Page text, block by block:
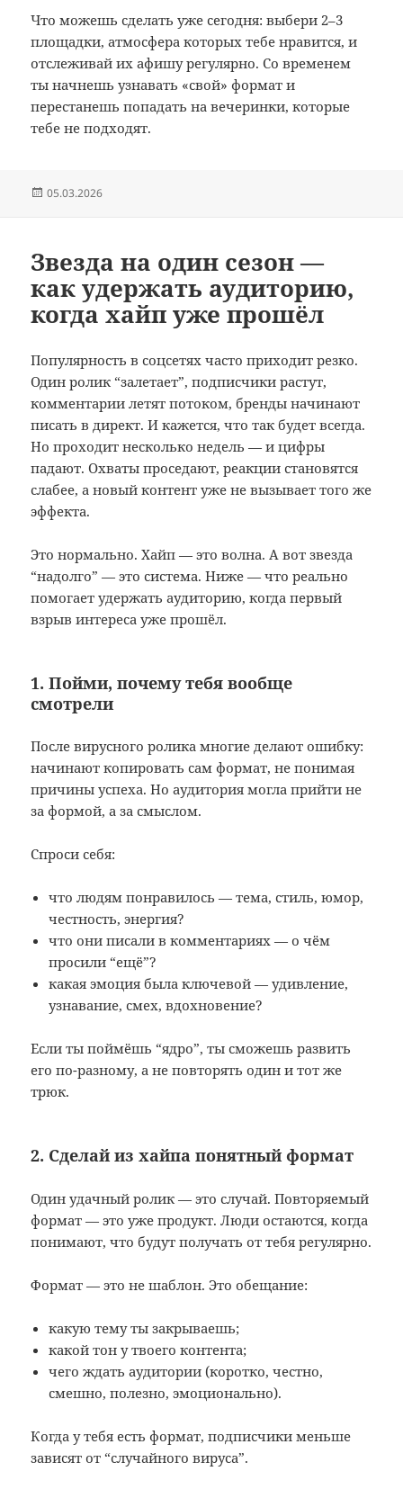
Что можешь сделать уже сегодня: выбери 2–3
площадки, атмосфера которых тебе нравится, и
отслеживай их афишу регулярно. Со временем
ты начнешь узнавать «свой» формат и
перестанешь попадать на вечеринки, которые
тебе не подходят.
Опубликовано
05.03.2026
Звезда на один сезон —
как удержать аудиторию,
когда хайп уже прошёл
Популярность в соцсетях часто приходит резко.
Один ролик “залетает”, подписчики растут,
комментарии летят потоком, бренды начинают
писать в директ. И кажется, что так будет всегда.
Но проходит несколько недель — и цифры
падают. Охваты проседают, реакции становятся
слабее, а новый контент уже не вызывает того же
эффекта.
Это нормально. Хайп — это волна. А вот звезда
“надолго” — это система. Ниже — что реально
помогает удержать аудиторию, когда первый
взрыв интереса уже прошёл.
1. Пойми, почему тебя вообще
смотрели
После вирусного ролика многие делают ошибку:
начинают копировать сам формат, не понимая
причины успеха. Но аудитория могла прийти не
за формой, а за смыслом.
Спроси себя:
что людям понравилось — тема, стиль, юмор,
честность, энергия?
что они писали в комментариях — о чём
просили “ещё”?
какая эмоция была ключевой — удивление,
узнавание, смех, вдохновение?
Если ты поймёшь “ядро”, ты сможешь развить
его по-разному, а не повторять один и тот же
трюк.
2. Сделай из хайпа понятный формат
Один удачный ролик — это случай. Повторяемый
формат — это уже продукт. Люди остаются, когда
понимают, что будут получать от тебя регулярно.
Формат — это не шаблон. Это обещание:
какую тему ты закрываешь;
какой тон у твоего контента;
чего ждать аудитории (коротко, честно,
смешно, полезно, эмоционально).
Когда у тебя есть формат, подписчики меньше
зависят от “случайного вируса”.